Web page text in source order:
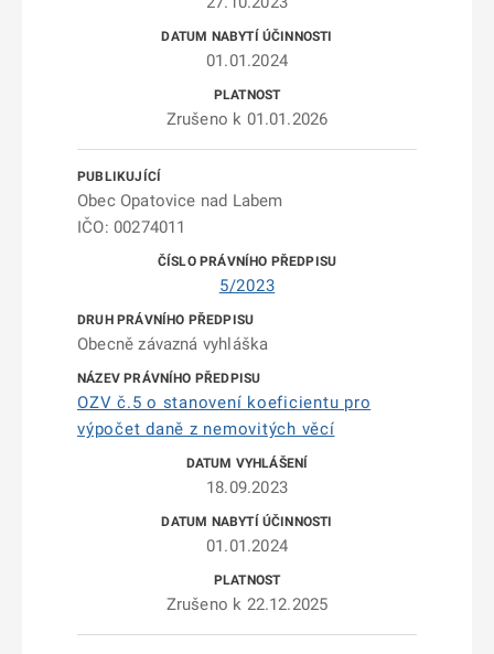
01.01.2024
Zrušeno k 01.01.2026
Obec Opatovice nad Labem
IČO: 00274011
5/2023
Obecně závazná vyhláška
OZV č.5 o stanovení koeficientu pro
výpočet daně z nemovitých věcí
18.09.2023
01.01.2024
Zrušeno k 22.12.2025